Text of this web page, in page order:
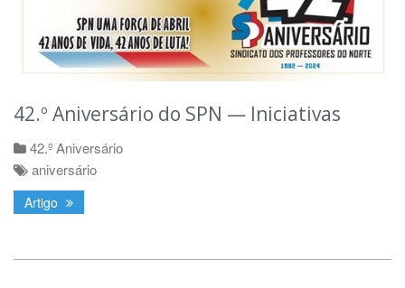
42.º Aniversário do SPN — Iniciativas
42.º Aniversário
aniversário
Artigo